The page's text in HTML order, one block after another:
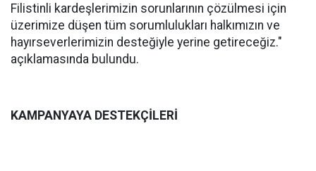
Filistinli kardeşlerimizin sorunlarının çözülmesi için
üzerimize düşen tüm sorumlulukları halkımızın ve
hayırseverlerimizin desteğiyle yerine getireceğiz."
açıklamasında bulundu.
KAMPANYAYA DESTEKÇİLERİ